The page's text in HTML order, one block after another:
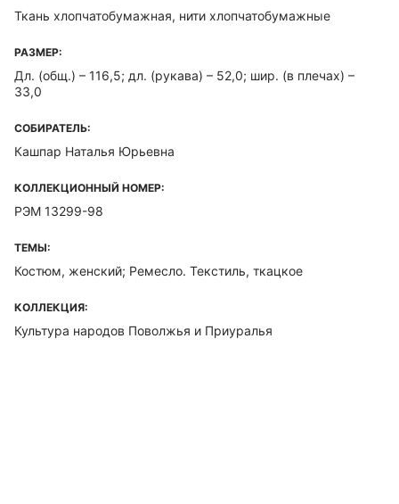
Ткань хлопчатобумажная, нити хлопчатобумажные
РАЗМЕР:
Дл. (общ.) – 116,5; дл. (рукава) – 52,0; шир. (в плечах) –
33,0
СОБИРАТЕЛЬ:
Кашпар Наталья Юрьевна
КОЛЛЕКЦИОННЫЙ НОМЕР:
РЭМ 13299-98
ТЕМЫ:
Костюм, женский; Ремесло. Текстиль, ткацкое
КОЛЛЕКЦИЯ:
Культура народов Поволжья и Приуралья